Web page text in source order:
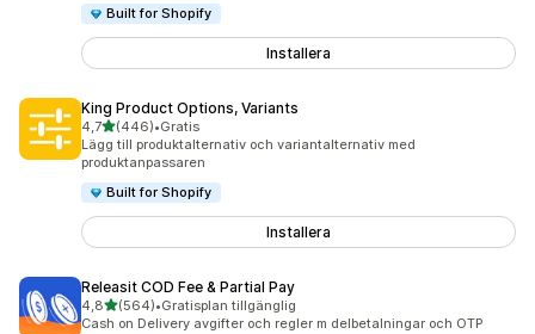
Built for Shopify
Installera
King Product Options, Variants
4,7av 5 stjärnor
(446)
446 recensioner totalt
•Gratis
Lägg till produktalternativ och variantalternativ med
produktanpassaren
Built for Shopify
Installera
Releasit COD Fee & Partial Pay
4,8av 5 stjärnor
(564)
564 recensioner totalt
•Gratisplan tillgänglig
Cash on Delivery avgifter och regler m delbetalningar och OTP